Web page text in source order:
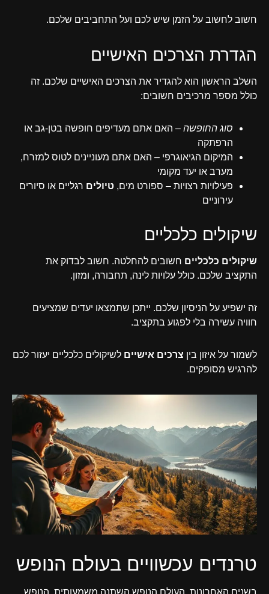
חשוב לחשוב על הזמן שיש לכם ועל התחביבים שלכם.
הגדרת הצרכים האישיים
השלב הראשון הוא להגדיר את הצרכים האישיים שלכם. זה
כולל מספר מרכיבים חשובים:
סוג החופשה – האם אתם מעדיפים חופשה בטן-גב או
הרפתקה
המיקום הגיאוגרפי – האם אתם מעוניינים לטוס למזרח,
מערב או יעד מקומי
פעילויות רצויות – ספורט מים, טיולים רגליים או סיורים
עירוניים
שיקולים כלכליים
שיקולים כלכליים חשובים להחלטה. חשוב לבדוק את
התקציב שלכם. כולל עלויות לינה, תחבורה, ומזון.
זה ישפיע על הניסיון שלכם. ייתכן שתמצאו יעדים שמציעים
חוויה עשירה בלי לפגוע בתקציב.
לשמור על איזון בין צרכים אישיים לשיקולים כלכליים יעזור לכם
להרגיש מסופקים.
טרנדים עכשוויים בעולם הנופש